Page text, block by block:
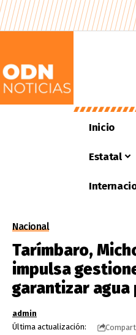
Inicio
Estatal
Nacional
Tarímbaro,
impulsa
garantizar
Última actualización:
admin